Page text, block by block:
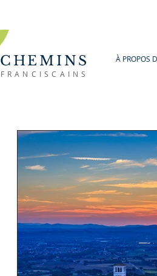
CHEMINS
FRANCISCAINS
À PROPOS